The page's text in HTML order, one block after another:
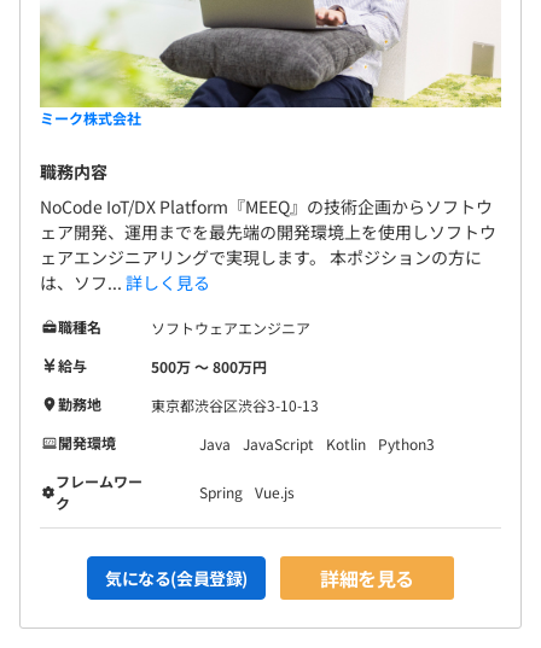
ミーク株式会社
職務内容
NoCode IoT/DX Platform『MEEQ』の技術企画からソフトウ
ェア開発、運用までを最先端の開発環境上を使用しソフトウ
ェアエンジニアリングで実現します。 本ポジションの方に
は、ソフ... 詳しく見る
職種名
ソフトウェアエンジニア
給与
500万 〜 800万円
勤務地
東京都渋谷区渋谷3-10-13
開発環境
Java JavaScript Kotlin
Python3
フレームワー
ク
Spring Vue.js
気になる(会員登録) 詳細を見る